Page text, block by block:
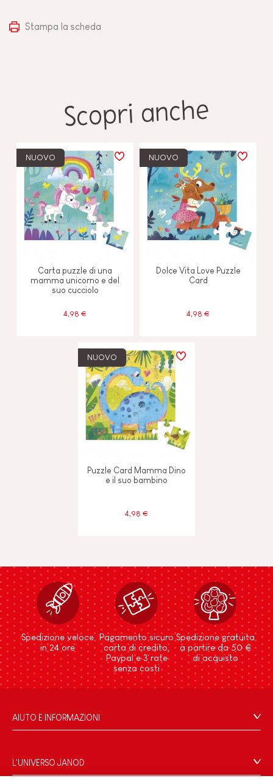
Stampa la scheda
Scopri anche
NUOVO
Carta puzzle di una
mamma unicorno e del
suo cucciolo
4,98 €
NUOVO
Dolce Vita Love Puzzle
Card
4,98 €
NUOVO
Puzzle Card Mamma Dino
e il suo bambino
4,98 €
Spedizione veloce
in 24 ore
Pagamento sicuro
carta di credito,
Paypal e 3 rate
senza costi
Spedizione gratuita
a partire da 50 €
di acquisto
AIUTO E INFORMAZIONI
Domande Frequenti
Contatti
L'UNIVERSO JANOD